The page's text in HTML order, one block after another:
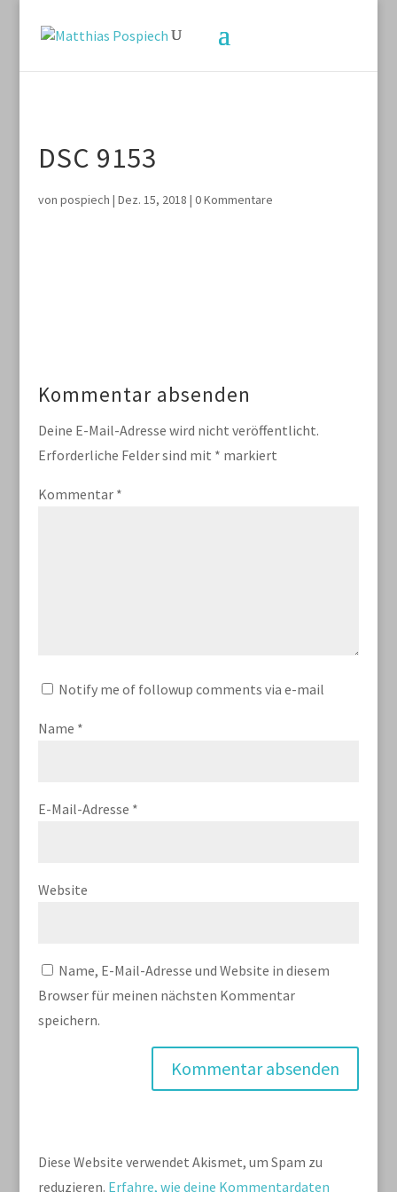
DSC 9153
von pospiech | Dez. 15, 2018 | 0 Kommentare
Kommentar absenden
Deine E-Mail-Adresse wird nicht veröffentlicht.
Erforderliche Felder sind mit * markiert
Kommentar *
Notify me of followup comments via e-mail
Name *
E-Mail-Adresse *
Website
Name, E-Mail-Adresse und Website in diesem
Browser für meinen nächsten Kommentar
speichern.
Diese Website verwendet Akismet, um Spam zu
reduzieren. Erfahre, wie deine Kommentardaten